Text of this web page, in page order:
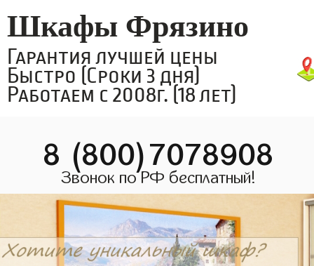
Шкафы Фрязино
Гарантия лучшей цены
Быстро (Сроки 3 дня)
Работаем с 2008г. (18 лет)
8 (800)7078908
Звонок по РФ бесплатный!